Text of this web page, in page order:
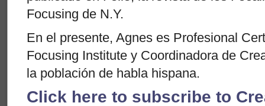
Focusing de N.Y.
En el presente, Agnes es Profesional
Focusing Institute y Coordinadora de
la población de habla hispana.
Click here to subscribe to